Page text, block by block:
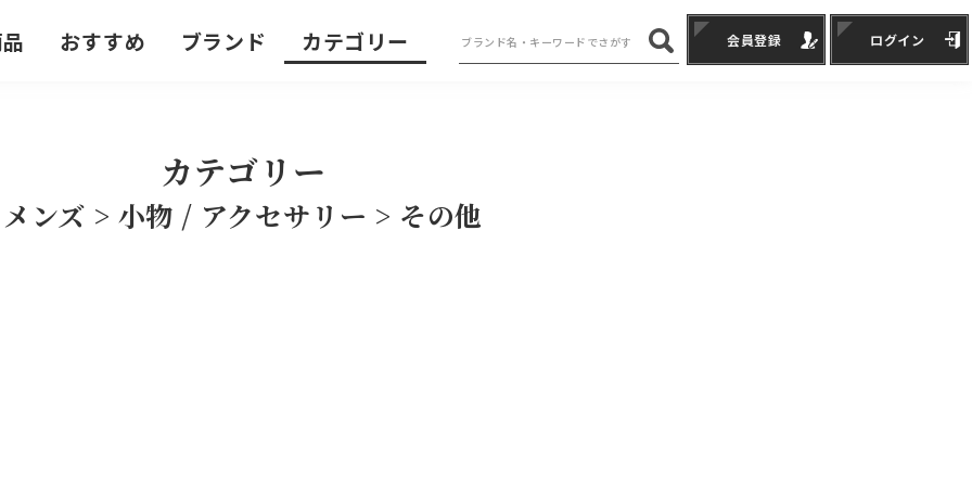
おすすめ ブランド カテゴリー 会員登録 ログイン
カテゴリー
メンズ > 小物 / アクセサリー > その他